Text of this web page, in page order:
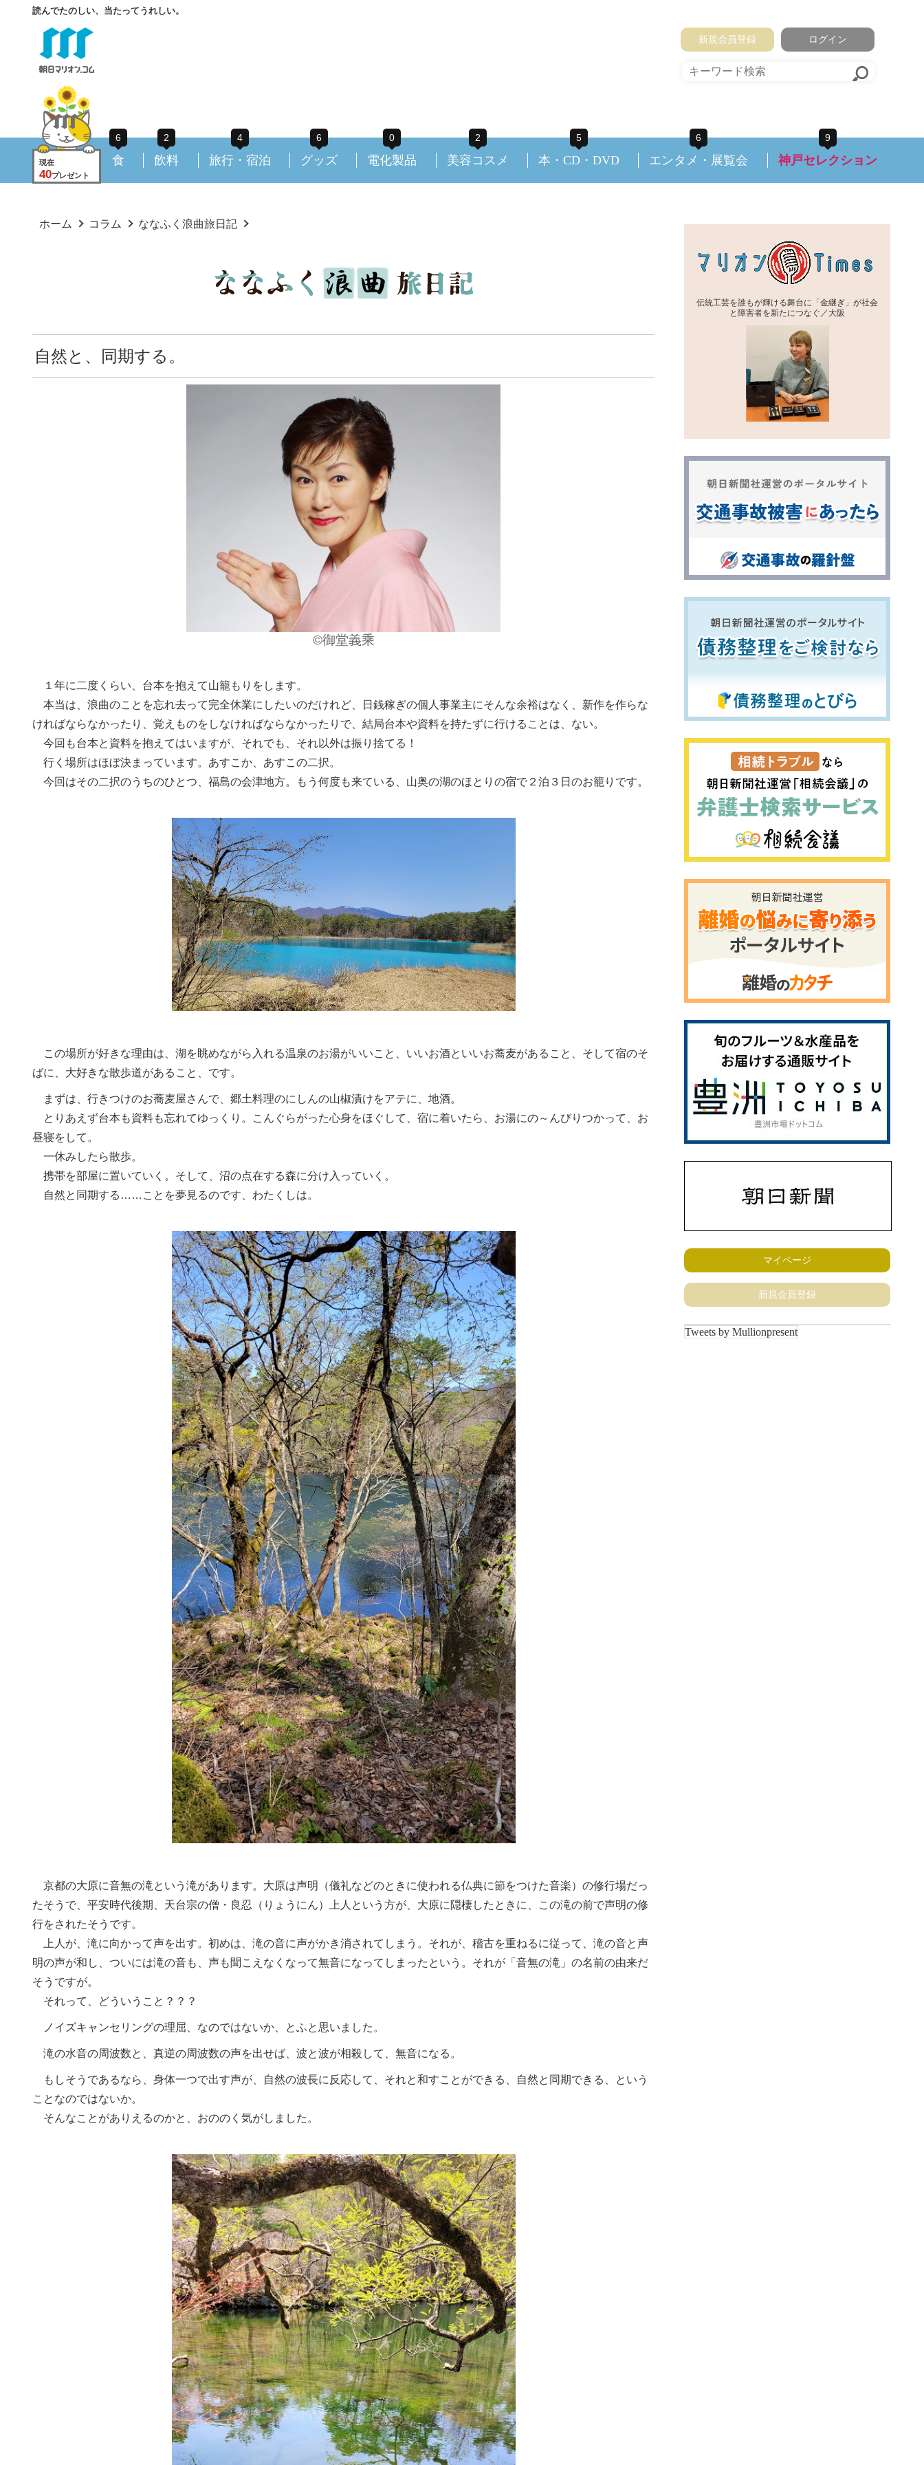
読んでたのしい、当たってうれしい。
新規会員登録 ログイン
現在
40プレゼント
6
食
2
飲料
4
旅行・宿泊
6
グッズ
0
電化製品
2
美容コスメ
5
本・CD・DVD
6
エンタメ・展覧会
9
神戸セレクション
ホーム コラム ななふく浪曲旅日記
自然と、同期する。
©御堂義乘
１年に二度くらい、台本を抱えて山籠もりをします。
本当は、浪曲のことを忘れ去って完全休業にしたいのだけれど、日銭稼ぎの個人事業主にそんな余裕はなく、新作を作らな
ければならなかったり、覚えものをしなければならなかったりで、結局台本や資料を持たずに行けることは、ない。
今回も台本と資料を抱えてはいますが、それでも、それ以外は振り捨てる！
行く場所はほぼ決まっています。あすこか、あすこの二択。
今回はその二択のうちのひとつ、福島の会津地方。もう何度も来ている、山奥の湖のほとりの宿で２泊３日のお籠りです。
この場所が好きな理由は、湖を眺めながら入れる温泉のお湯がいいこと、いいお酒といいお蕎麦があること、そして宿のそ
ばに、大好きな散歩道があること、です。
まずは、行きつけのお蕎麦屋さんで、郷土料理のにしんの山椒漬けをアテに、地酒。
とりあえず台本も資料も忘れてゆっくり。こんぐらがった心身をほぐして、宿に着いたら、お湯にの～んびりつかって、お
昼寝をして。
一休みしたら散歩。
携帯を部屋に置いていく。そして、沼の点在する森に分け入っていく。
自然と同期する……ことを夢見るのです、わたくしは。
京都の大原に音無の滝という滝があります。大原は声明（儀礼などのときに使われる仏典に節をつけた音楽）の修行場だっ
たそうで、平安時代後期、天台宗の僧・良忍（りょうにん）上人という方が、大原に隠棲したときに、この滝の前で声明の修
行をされたそうです。
上人が、滝に向かって声を出す。初めは、滝の音に声がかき消されてしまう。それが、稽古を重ねるに従って、滝の音と声
明の声が和し、ついには滝の音も、声も聞こえなくなって無音になってしまったという。それが「音無の滝」の名前の由来だ
そうですが。
それって、どういうこと？？？
ノイズキャンセリングの理屈、なのではないか、とふと思いました。
滝の水音の周波数と、真逆の周波数の声を出せば、波と波が相殺して、無音になる。
もしそうであるなら、身体一つで出す声が、自然の波長に反応して、それと和すことができる、自然と同期できる、という
ことなのではないか。
そんなことがありえるのかと、おののく気がしました。
伝統工芸を誰もが輝ける舞台に「金継ぎ」が社会
と障害者を新たにつなぐ／大阪
マイページ
新規会員登録
Tweets by Mullionpresent